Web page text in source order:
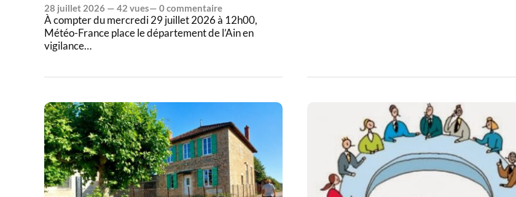
28 juillet 2026 — 42 vues— 0 commentaire
À compter du mercredi 29 juillet 2026 à 12h00,
Météo-France place le département de l’Ain en
vigilance…